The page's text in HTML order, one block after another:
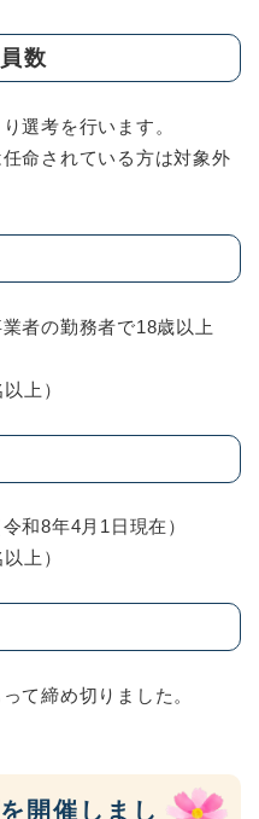
数
選考を行います。
命されている方は対象外
者の勤務者で18歳以上
上）
和8年4月1日現在）
上）
て締め切りました。
開催しまし